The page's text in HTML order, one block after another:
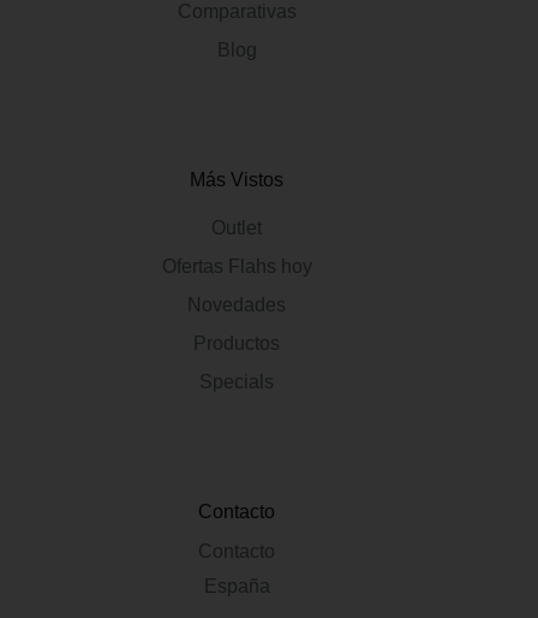
Comparativas
Blog
Más Vistos
Outlet
Ofertas Flahs hoy
Novedades
Productos
Specials
Contacto
Contacto
España